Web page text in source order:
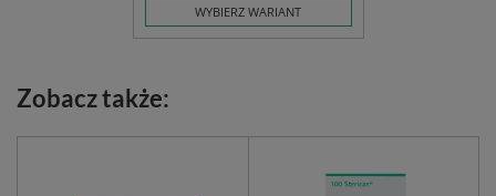
WYBIERZ WARIANT
Zobacz także: